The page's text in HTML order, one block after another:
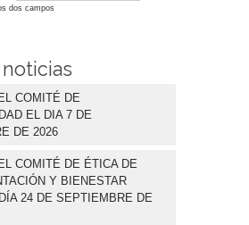
dos campos
COMITÉ DE
EL DIA 7 DE
DE 2026
COMITÉ DE ÉTICA DE
Y BIENESTAR
24 DE SEPTIEMBRE DE